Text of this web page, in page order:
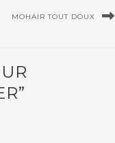
MOHAIR TOUT DOUX